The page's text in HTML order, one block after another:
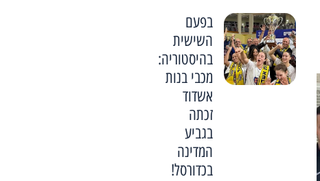
בפעם
השישית
בהיסטוריה:
מכבי בנות
אשדוד
זכתה
בגביע
המדינה
בכדורסל!